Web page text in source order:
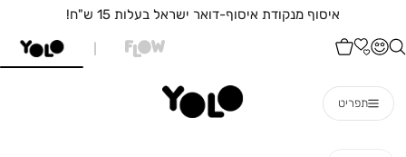
איסוף עצמי מהחנות
תפריט